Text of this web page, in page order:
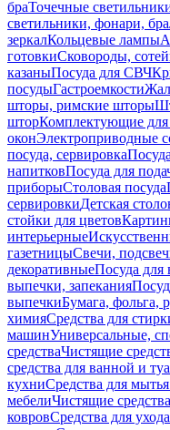
браТочечные
светильники, фонари, бра
зеркалКольцевые лампы
готовкиСковороды,
казаныПосуда для СВЧ
посудыГастроемкости
шторы, римские шторы
шторКомплектующие
оконЭлектроприводные
посуда, сервировка
напитковПосуда для
приборыСтоловая посуда
сервировкиДетская
стойки для цветов
интерьерные
газетницыСвечи,
декоративныеПосуда для
выпечки, запекания
выпечкиБумага, фольга,
химияСредства для
машинУниверсальные,
средстваЧистящие
средства для ванной и
кухниСредства для
мебелиЧистящие
ковровСредства для